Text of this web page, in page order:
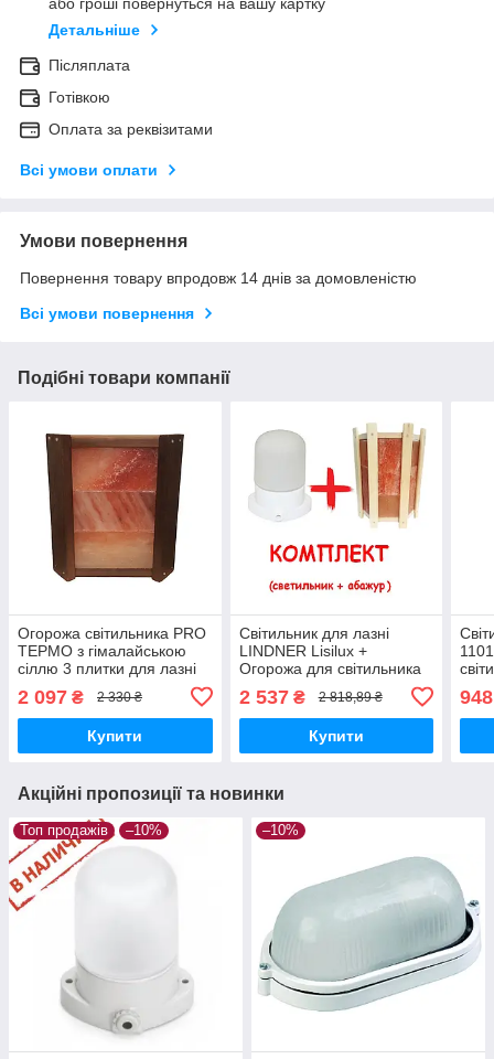
або гроші повернуться на вашу картку
Детальніше
Післяплата
Готівкою
Оплата за реквізитами
Всі умови оплати
Умови повернення
Повернення товару впродовж 14 днів за домовленістю
Всі умови повернення
Подібні товари компанії
Огорожа світильника PRO
ТЕРМО з гімалайською
сіллю 3 плитки для лазні
2 097 ₴ 2 330 ₴
Купити
Світильник для лазні
LINDNER Lisilux +
Огорожа для світильника
4.5. ( Комплект )
2 537₴ 2 818,89 ₴
Купити
948
Акційні пропозиції та новинки
Топ продажів –10% –10%